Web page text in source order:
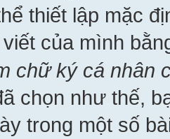
thiết lập mặc
của mình
chữ ký cá nhân
chọn như thế,
trong một số